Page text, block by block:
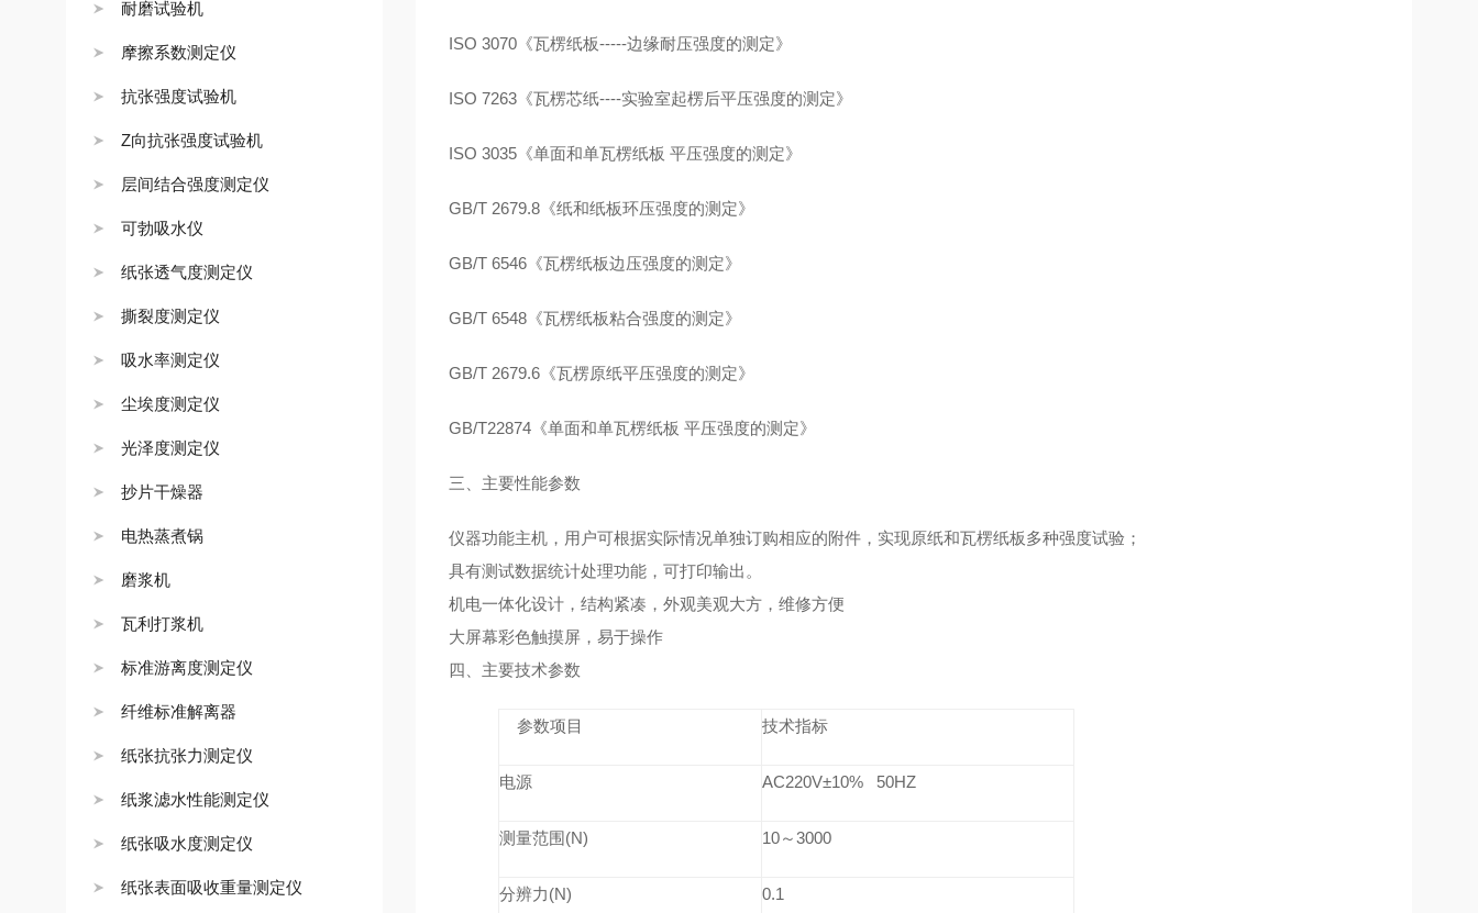
耐磨试验机
摩擦系数测定仪
抗张强度试验机
Z向抗张强度试验机
层间结合强度测定仪
可勃吸水仪
纸张透气度测定仪
撕裂度测定仪
吸水率测定仪
尘埃度测定仪
光泽度测定仪
抄片干燥器
电热蒸煮锅
磨浆机
瓦利打浆机
标准游离度测定仪
纤维标准解离器
纸张抗张力测定仪
纸浆滤水性能测定仪
纸张吸水度测定仪
纸张表面吸收重量测定仪
ISO 3070《瓦楞纸板-----边缘耐压强度的测定》
ISO 7263《瓦楞芯纸----实验室起楞后平压强度的测定》
ISO 3035《单面和单瓦楞纸板 平压强度的测定》
GB/T 2679.8《纸和纸板环压强度的测定》
GB/T 6546《瓦楞纸板边压强度的测定》
GB/T 6548《瓦楞纸板粘合强度的测定》
GB/T 2679.6《瓦楞原纸平压强度的测定》
GB/T22874《单面和单瓦楞纸板 平压强度的测定》
三、 主要性能参数
仪器功能主机，用户可根据实际情况单独订购相应的附件，实现原纸和瓦楞纸板多种强度试验；
具有测试数据统计处理功能，可打印输出。
机电一体化设计，结构紧凑，外观美观大方，维修方便
大屏幕彩色触摸屏，易于操作
四、 主要技术参数
参数项目 技术指标
电源 AC220V±10% 50HZ
测量范围(N) 10～3000
分辨力(N) 0.1